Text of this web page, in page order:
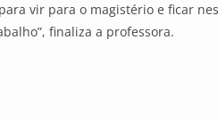
vir para o magistério e ficar
finaliza a professora.